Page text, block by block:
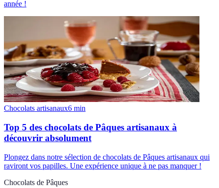
année !
Chocolats artisanaux6 min
Top 5 des chocolats de Pâques artisanaux à
découvrir absolument
Plongez dans notre sélection de chocolats de Pâques artisanaux qui
raviront vos papilles. Une expérience unique à ne pas manquer !
Chocolats de Pâques